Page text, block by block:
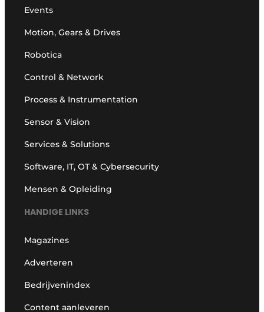
Events
Motion, Gears & Drives
Robotica
Control & Network
Process & Instrumentation
Sensor & Vision
Services & Solutions
Software, IT, OT & Cybersecurity
Mensen & Opleiding
HANDIGE LINKS
Magazines
Adverteren
Bedrijvenindex
Content aanleveren